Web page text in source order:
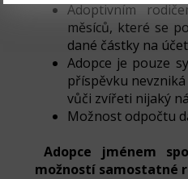
Adoptivním
měsíců, které se
dané částky na
Adopce je pouze
příspěvku
vůči zvířeti nijaký
Možnost odpočtu
Adopce jménem
možností samostatné